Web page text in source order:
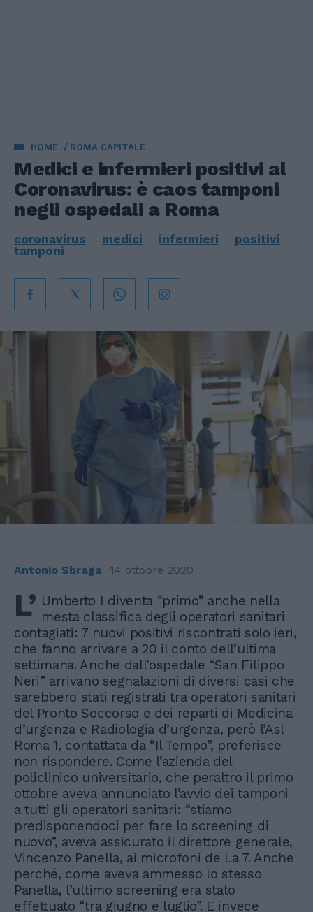
HOME ROMA CAPITALE
Medici e infermieri positivi al
Coronavirus: è caos tamponi
negli ospedali a Roma
coronavirus medici infermieri
positivi
tamponi
Antonio Sbraga 14 ottobre 2020
L’ Umberto I diventa “primo” anche nella
mesta classifica degli operatori sanitari
contagiati: 7 nuovi positivi riscontrati solo ieri,
che fanno arrivare a 20 il conto dell’ultima
settimana. Anche dall’ospedale “San Filippo
Neri” arrivano segnalazioni di diversi casi che
sarebbero stati registrati tra operatori sanitari
del Pronto Soccorso e dei reparti di Medicina
d’urgenza e Radiologia d’urgenza, però l’Asl
Roma 1, contattata da “Il Tempo”, preferisce
non rispondere. Come l’azienda del
policlinico universitario, che peraltro il primo
ottobre aveva annunciato l’avvio dei tamponi
a tutti gli operatori sanitari: “stiamo
predisponendoci per fare lo screening di
nuovo”, aveva assicurato il direttore generale,
Vincenzo Panella, ai microfoni de La 7. Anche
perché, come aveva ammesso lo stesso
Panella, l’ultimo screening era stato
effettuato “tra giugno e luglio”. E invece